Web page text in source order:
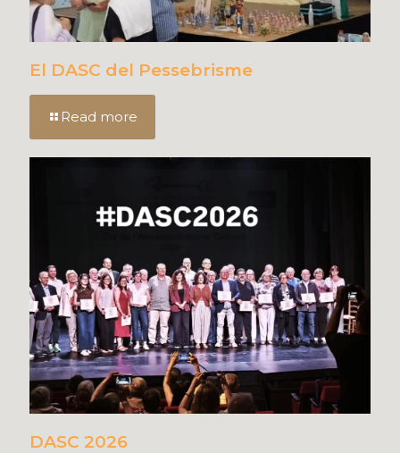
El DASC del Pessebrisme
Read more
DASC 2026